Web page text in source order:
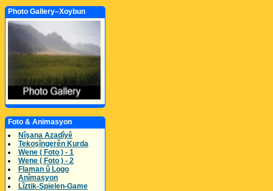
Photo Gallery–Xoybun
Foto & Animasyon
Nîşana Azadîyê
Tekoşîngerên Kurda
Wene ( Foto ) - 1
Wene ( Foto ) - 2
Flaman û Logo
Anîmasyon
Lîztik-Spielen-Game